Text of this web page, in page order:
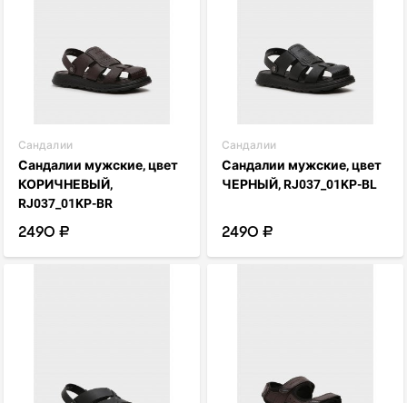
Сандалии
Сандалии мужские, цвет
КОРИЧНЕВЫЙ,
RJ037_01KP-BR
2490 ₽
Сандалии
Сандалии мужские, цвет
ЧЕРНЫЙ, RJ037_01KP-BL
2490 ₽